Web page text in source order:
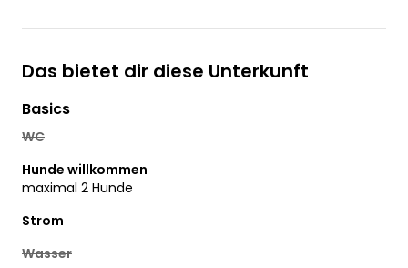
Das bietet dir diese Unterkunft
Basics
WC
Hunde willkommen
maximal 2 Hunde
Strom
Wasser